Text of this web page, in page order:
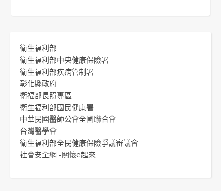
衛生福利部
衛生福利部中央健康保險署
衛生福利部疾病管制署
彰化縣政府
衛福部長照專區
衛生福利部國民健康署
中華民國醫師公會全國聯合會
台灣醫學會
衛生福利部全民健康保險爭議審議會
社會安全網 -關懷e起來